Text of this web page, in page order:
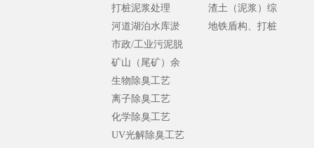
打桩泥浆处理
河道湖泊水库淤
泥处理
市政/工业污泥脱
水处理
矿山（尾矿）余
泥处理
生物除臭工艺
离子除臭工艺
化学除臭工艺
UV光解除臭工艺
渣土（泥浆）综
合处理
地铁盾构、打桩